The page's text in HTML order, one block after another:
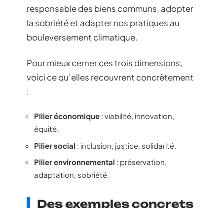
responsable des biens communs, adopter
la sobriété et adapter nos pratiques au
bouleversement climatique.
Pour mieux cerner ces trois dimensions,
voici ce qu’elles recouvrent concrètement
:
Pilier économique : viabilité, innovation,
équité.
Pilier social : inclusion, justice, solidarité.
Pilier environnemental : préservation,
adaptation, sobriété.
Des exemples concrets